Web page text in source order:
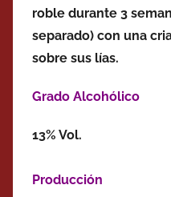
roble durante 3
separado) con una
sobre sus lías.
Grado Alcohólico
13% Vol.
Producción